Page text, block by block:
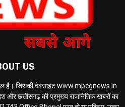
US
है। जिसकी वेबसाइट www.mpcgnews.in
और छत्तीसगढ़ की प्रमुख्य राजनितिक खबरों का